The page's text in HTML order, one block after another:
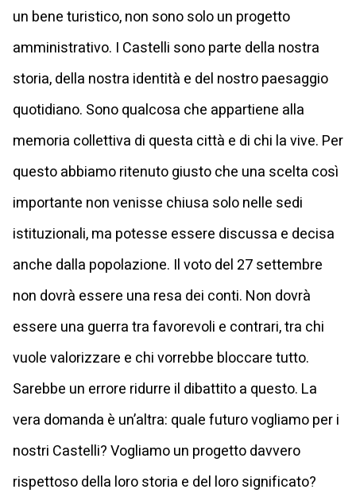
un bene turistico, non sono solo un progetto
amministrativo. I Castelli sono parte della nostra
storia, della nostra identità e del nostro paesaggio
quotidiano. Sono qualcosa che appartiene alla
memoria collettiva di questa città e di chi la vive. Per
questo abbiamo ritenuto giusto che una scelta così
importante non venisse chiusa solo nelle sedi
istituzionali, ma potesse essere discussa e decisa
anche dalla popolazione. Il voto del 27 settembre
non dovrà essere una resa dei conti. Non dovrà
essere una guerra tra favorevoli e contrari, tra chi
vuole valorizzare e chi vorrebbe bloccare tutto.
Sarebbe un errore ridurre il dibattito a questo. La
vera domanda è un’altra: quale futuro vogliamo per i
nostri Castelli? Vogliamo un progetto davvero
rispettoso della loro storia e del loro significato?